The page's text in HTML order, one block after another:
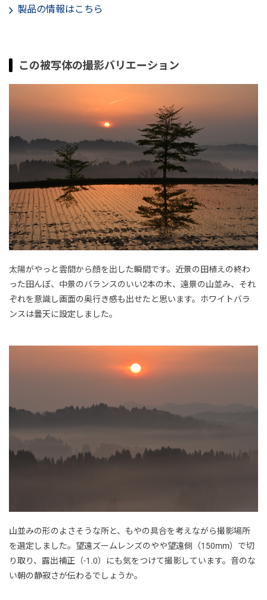
製品の情報はこちら
この被写体の撮影バリエーション
太陽がやっと雲間から顔を出した瞬間です。近景の田植えの終わ
った田んぼ、中景のバランスのいい2本の木、遠景の山並み、それ
ぞれを意識し画面の奥行き感も出せたと思います。ホワイトバラ
ンスは曇天に設定しました。
山並みの形のよさそうな所と、もやの具合を考えながら撮影場所
を選定しました。望遠ズームレンズのやや望遠側（150mm）で切
り取り、露出補正（-1.0）にも気をつけて撮影しています。音のな
い朝の静寂さが伝わるでしょうか。